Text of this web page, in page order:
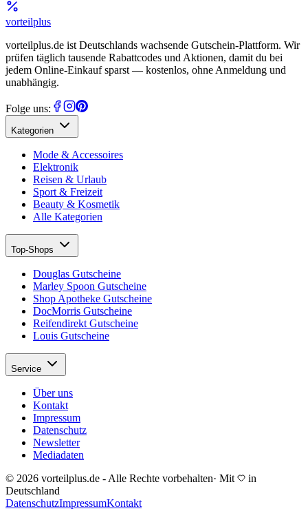
vorteilplus
vorteilplus.de ist Deutschlands wachsende Gutschein-Plattform. Wir
prüfen täglich tausende Rabattcodes und Aktionen, damit du bei
jedem Online-Einkauf sparst — kostenlos, ohne Anmeldung und
unabhängig.
Folge uns:
Kategorien
Mode & Accessoires
Elektronik
Reisen & Urlaub
Sport & Freizeit
Beauty & Kosmetik
Alle Kategorien
Top-Shops
Douglas Gutscheine
Marley Spoon Gutscheine
Shop Apotheke Gutscheine
DocMorris Gutscheine
Reifendirekt Gutscheine
Louis Gutscheine
Service
Über uns
Kontakt
Impressum
Datenschutz
Newsletter
Mediadaten
© 2026 vorteilplus.de - Alle Rechte vorbehalten· Mit
in
Deutschland
DatenschutzImpressumKontakt